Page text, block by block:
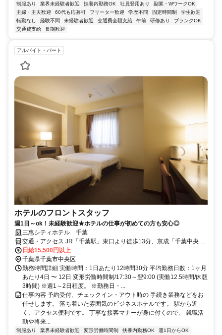
制服あり 業界未経験者歓迎 扶養内勤務OK 社員登用あり
副業・WワークOK
主婦・主夫歓迎
60代も応募可 フリーター歓迎 学歴不問 固定時間制
学生歓迎
転勤なし
経験不問 未経験者歓迎 交通費全額支給 午前 研修あり
ブランクOK
交通費支給
長期歓迎
アルバイト・パート
ホテルのフロントスタッフ
週1日～ok！未経験歓迎★ホテルの仕事が初めての方も安心◎
三惠シティホテル 千葉
交通・アクセス JR「千葉駅」東口より徒歩13分、京成「千葉中央
駅」より徒歩7分、「葭川公園駅」より徒歩3分
日給15,500円以上
千葉県千葉市中央区
勤務時間詳細 実働時間：1日あたり12時間30分 平均勤務日数：1ヶ月
あたり4日 〜 12日 変形労働時間制/17:30～翌9:00 (実働12.5時間/休憩
3時間) ※週1～2日程度。 ※勤務日・...
仕事内容 予約受付、チェックイン・アウト時の 手続き業務などをお
任せします。 落ち着いた雰囲気のビジネスホテルです。 駅から近
く、アクセス便利です。 丁寧な接客マナーが身に付くので、 就職活
動や将来...
制服あり 業界未経験者歓迎 変形労働時間制 扶養内勤務OK
週1日からOK